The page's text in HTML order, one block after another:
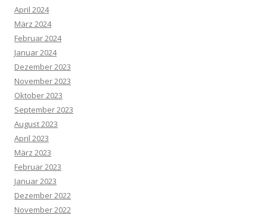
April 2024
März 2024
Februar 2024
Januar 2024
Dezember 2023
November 2023
Oktober 2023
September 2023
August 2023
April 2023
März 2023
Februar 2023
Januar 2023
Dezember 2022
November 2022